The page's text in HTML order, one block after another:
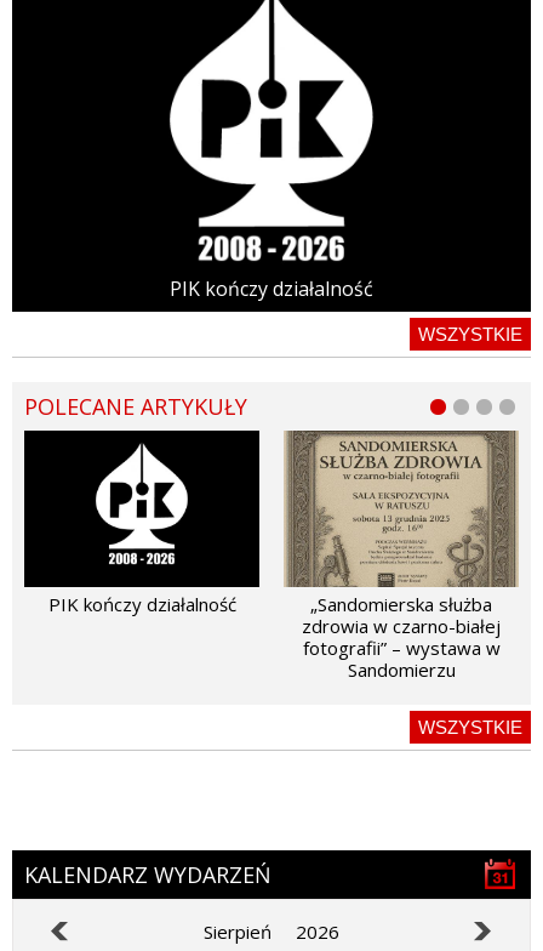
PIK kończy działalność
WSZYSTKIE
POLECANE ARTYKUŁY
PIK kończy działalność
„Sandomierska służba
zdrowia w czarno-białej
fotografii” – wystawa w
Sandomierzu
WSZYSTKIE
KALENDARZ WYDARZEŃ
Sierpień
2026